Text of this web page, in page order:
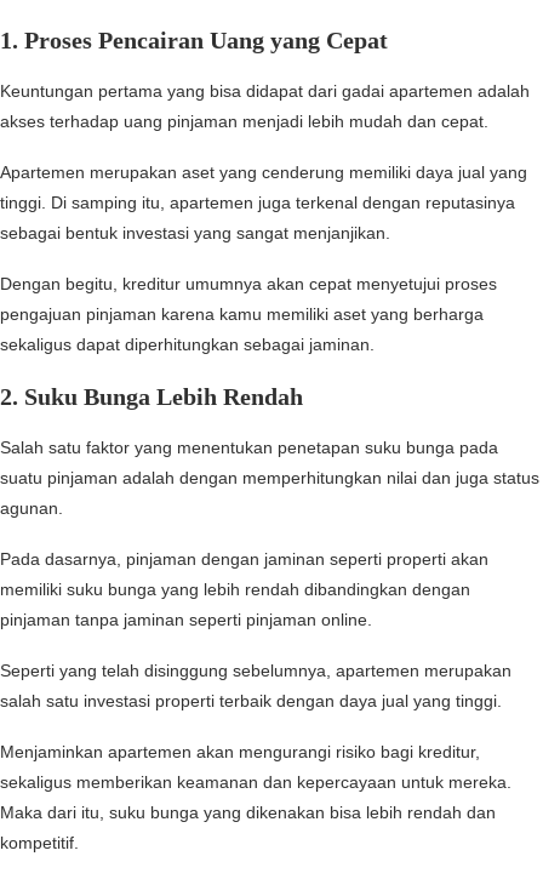
1. Proses Pencairan Uang yang Cepat
Keuntungan pertama yang bisa didapat dari gadai apartemen adalah
akses terhadap uang pinjaman menjadi lebih mudah dan cepat.
Apartemen merupakan aset yang cenderung memiliki daya jual yang
tinggi. Di samping itu, apartemen juga terkenal dengan reputasinya
sebagai bentuk investasi yang sangat menjanjikan.
Dengan begitu, kreditur umumnya akan cepat menyetujui proses
pengajuan pinjaman karena kamu memiliki aset yang berharga
sekaligus dapat diperhitungkan sebagai jaminan.
2. Suku Bunga Lebih Rendah
Salah satu faktor yang menentukan penetapan suku bunga pada
suatu pinjaman adalah dengan memperhitungkan nilai dan juga status
agunan.
Pada dasarnya, pinjaman dengan jaminan seperti properti akan
memiliki suku bunga yang lebih rendah dibandingkan dengan
pinjaman tanpa jaminan seperti pinjaman online.
Seperti yang telah disinggung sebelumnya, apartemen merupakan
salah satu investasi properti terbaik dengan daya jual yang tinggi.
Menjaminkan apartemen akan mengurangi risiko bagi kreditur,
sekaligus memberikan keamanan dan kepercayaan untuk mereka.
Maka dari itu, suku bunga yang dikenakan bisa lebih rendah dan
kompetitif.